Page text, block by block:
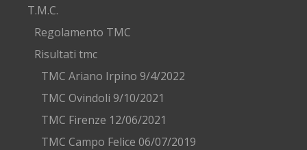
T.M.C.
Regolamento TMC
Risultati tmc
TMC Ariano Irpino 9/4/2022
TMC Ovindoli 9/10/2021
TMC Firenze 12/06/2021
TMC Campo Felice 06/07/2019